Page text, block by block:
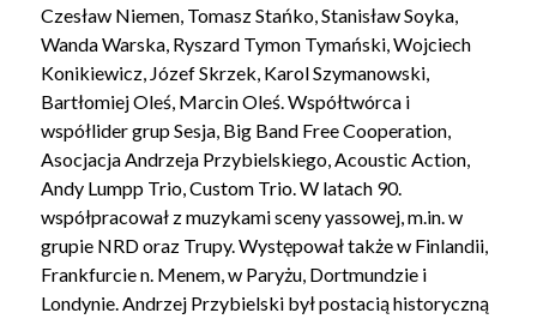
Czesław Niemen, Tomasz Stańko, Stanisław Soyka,
Wanda Warska, Ryszard Tymon Tymański, Wojciech
Konikiewicz, Józef Skrzek, Karol Szymanowski,
Bartłomiej Oleś, Marcin Oleś. Współtwórca i
współlider grup Sesja, Big Band Free Cooperation,
Asocjacja Andrzeja Przybielskiego, Acoustic Action,
Andy Lumpp Trio, Custom Trio. W latach 90.
współpracował z muzykami sceny yassowej, m.in. w
grupie NRD oraz Trupy. Występował także w Finlandii,
Frankfurcie n. Menem, w Paryżu, Dortmundzie i
Londynie. Andrzej Przybielski był postacią historyczną